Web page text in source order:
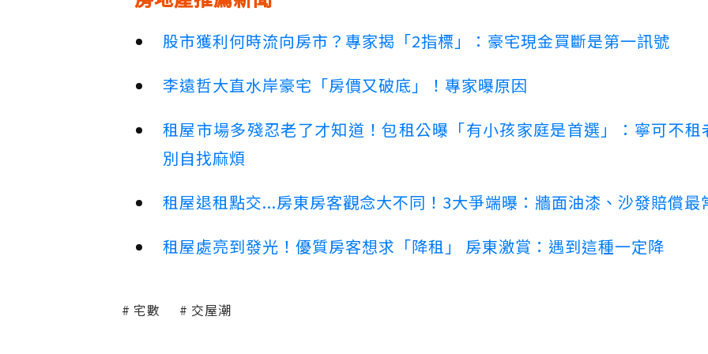
股市獲利何時流向房市？專家揭「2指標」：豪宅現金買斷是第一訊號
李遠哲大直水岸豪宅「房價又破底」！專家曝原因
租屋市場多殘忍老了才知道！包租公曝「有小孩家庭是首選」：寧可不租
別自找麻煩
租屋退租點交...房東房客觀念大不同！3大爭端曝：牆面油漆、沙發賠償最
租屋處亮到發光！優質房客想求「降租」 房東激賞：遇到這種一定降
宅數 交屋潮